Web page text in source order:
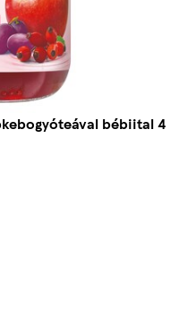
bébiital 4